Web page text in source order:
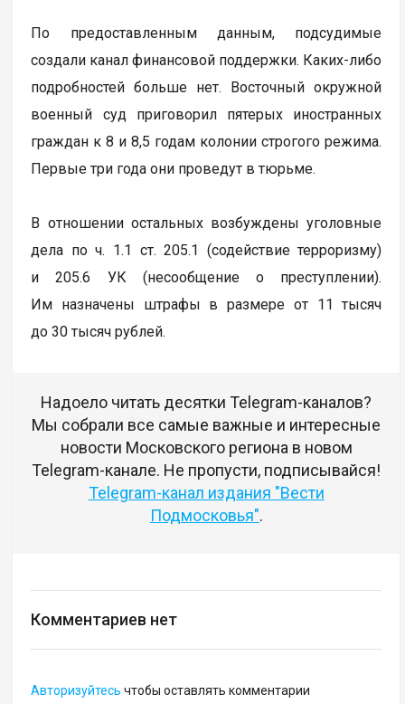
По предоставленным данным, подсудимые
создали канал финансовой поддержки. Каких-либо
подробностей больше нет. Восточный окружной
военный суд приговорил пятерых иностранных
граждан к 8 и 8,5 годам колонии строгого режима.
Первые три года они проведут в тюрьме.
В отношении остальных возбуждены уголовные
дела по ч. 1.1 ст. 205.1 (содействие терроризму)
и 205.6 УК (несообщение о преступлении).
Им назначены штрафы в размере от 11 тысяч
до 30 тысяч рублей.
Надоело читать десятки Telegram-каналов?
Мы собрали все самые важные и интересные
новости Московского региона в новом
Telegram-канале. Не пропусти, подписывайся!
Telegram-канал издания "Вести
Подмосковья".
Комментариев нет
Авторизуйтесь чтобы оставлять комментарии